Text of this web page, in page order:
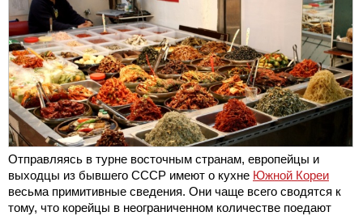
Отправляясь в турне восточным странам, европейцы и
выходцы из бывшего СССР имеют о кухне Южной Кореи
весьма примитивные сведения. Они чаще всего сводятся к
тому, что корейцы в неограниченном количестве поедают